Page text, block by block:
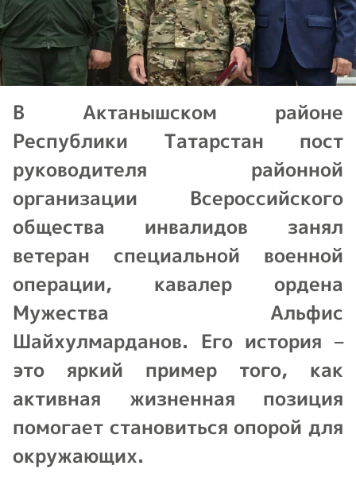
В Актанышском районе
Республики Татарстан пост
руководителя районной
организации Всероссийского
общества инвалидов занял
ветеран специальной военной
операции, кавалер ордена
Мужества Альфис
Шайхулмарданов. Его история –
это яркий пример того, как
активная жизненная позиция
помогает становиться опорой для
окружающих.